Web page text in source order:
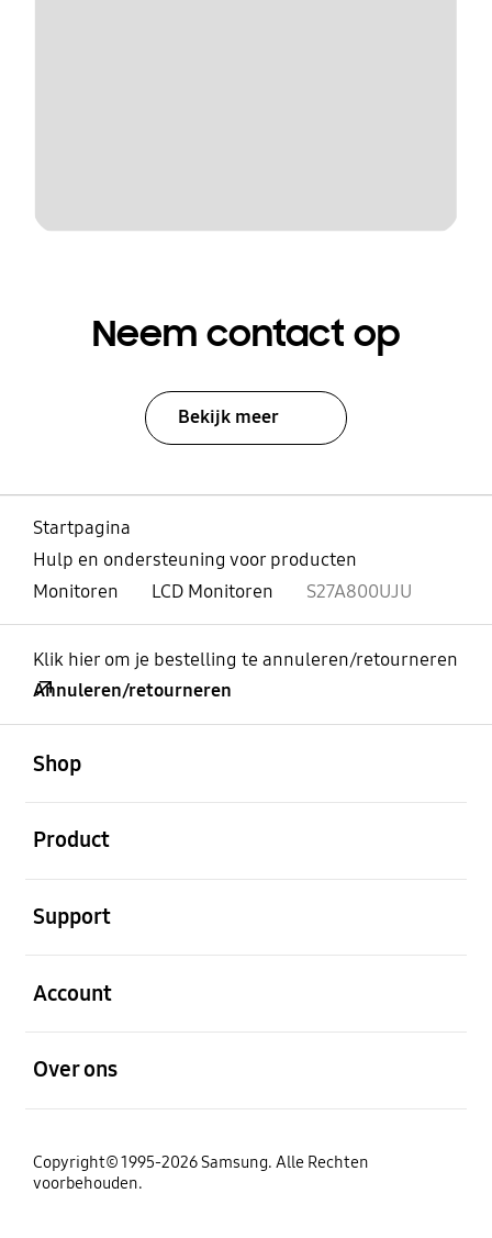
Neem contact op
Bekijk meer
Startpagina
Hulp en ondersteuning voor producten
Monitoren
LCD Monitoren S27A800UJU
Klik hier om je bestelling te annuleren/retourneren
Annuleren/retourneren
Shop
Product
Support
Account
Over ons
Copyright© 1995-2026 Samsung. Alle Rechten
voorbehouden.